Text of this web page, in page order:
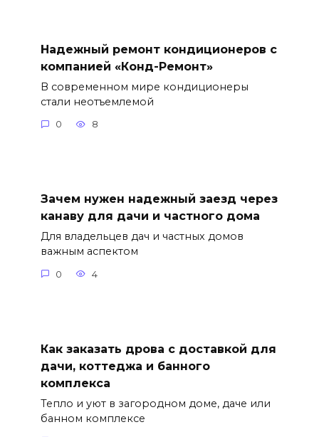
Надежный ремонт кондиционеров с
компанией «Конд-Ремонт»
В современном мире кондиционеры
стали неотъемлемой
0 8
Зачем нужен надежный заезд через
канаву для дачи и частного дома
Для владельцев дач и частных домов
важным аспектом
0 4
Как заказать дрова с доставкой для
дачи, коттеджа и банного
комплекса
Тепло и уют в загородном доме, даче или
банном комплексе